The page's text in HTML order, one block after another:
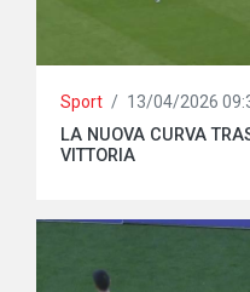
Sport / 13/04/2026
LA NUOVA CURVA
VITTORIA